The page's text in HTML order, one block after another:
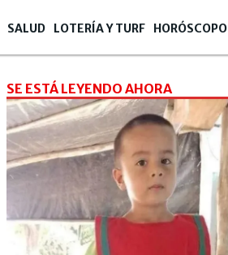
SALUD LOTERÍA Y TURF HORÓSCOPO
SE ESTÁ LEYENDO AHORA